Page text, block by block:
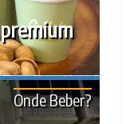
Onde Beber?